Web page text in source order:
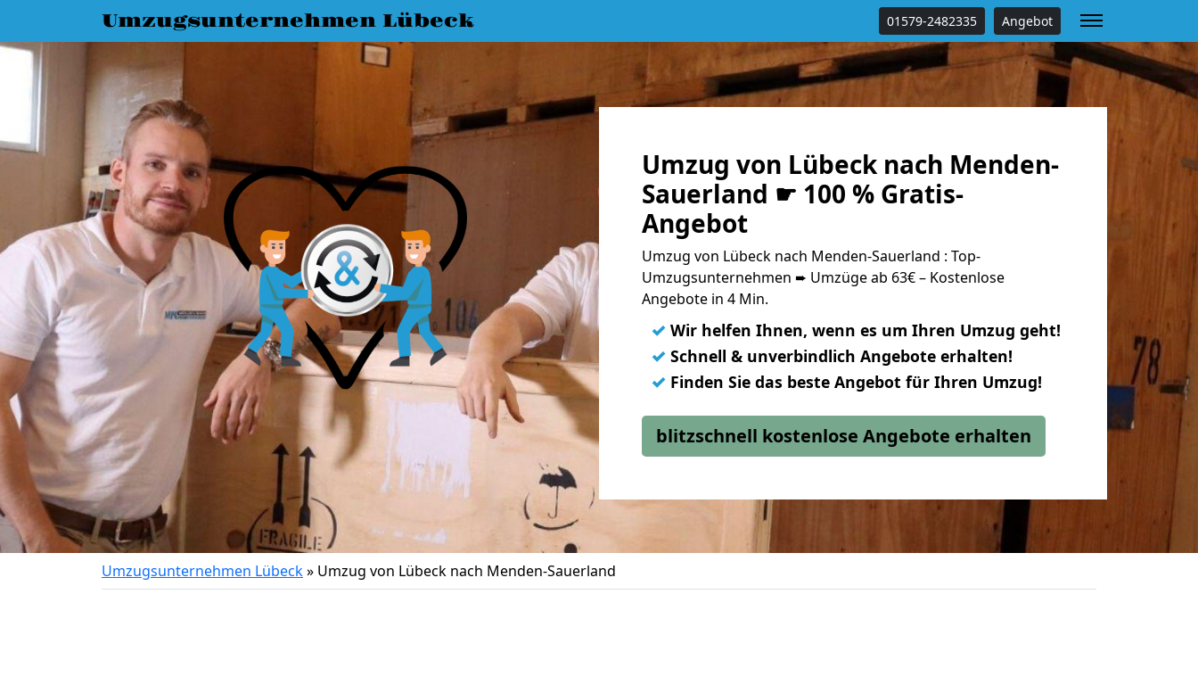
Umzugsunternehmen Lübeck 01579-2482335 Angebot
Umzug von Lübeck nach Menden-
Sauerland ☛ 100 % Gratis-
Angebot
Umzug von Lübeck nach Menden-Sauerland : Top-
Umzugsunternehmen ➨ Umzüge ab 63€ – Kostenlose
Angebote in 4 Min.
✓ Wir helfen Ihnen, wenn es um Ihren Umzug geht!
✓ Schnell & unverbindlich Angebote erhalten!
✓ Finden Sie das beste Angebot für Ihren Umzug!
blitzschnell kostenlose Angebote erhalten
Umzugsunternehmen Lübeck» Umzug von Lübeck nach Menden-Sauerland